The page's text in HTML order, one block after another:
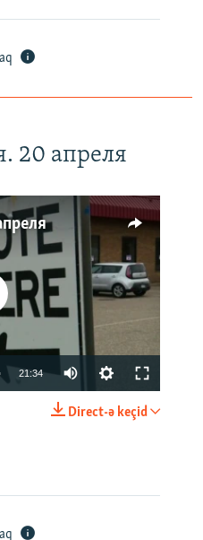
20 апреля
available
21:34
Direct-ə keçid